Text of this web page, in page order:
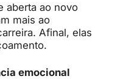
aberta ao novo
mais ao
Afinal, elas
emocional